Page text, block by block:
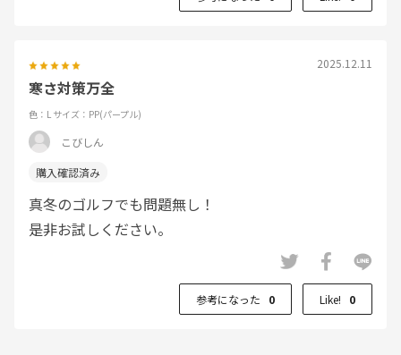
2025.12.11
寒さ対策万全
色：L サイズ：PP(パープル)
こびしん
真冬のゴルフでも問題無し！
是非お試しください。
参考になった 0 Like! 0